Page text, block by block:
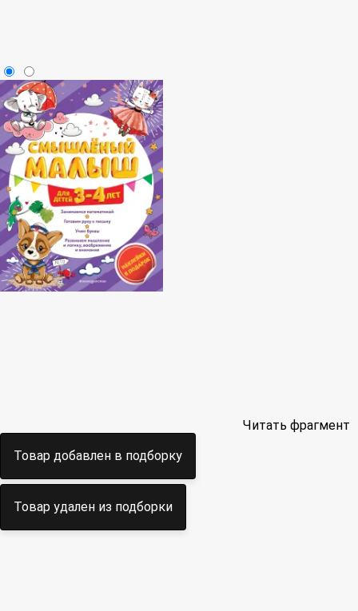
Читать фрагмент
Товар добавлен в подборку
Товар удален из подборки